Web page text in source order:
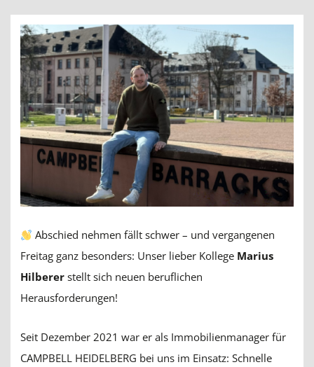
Abschied nehmen fällt schwer – und vergangenen
Freitag ganz besonders: Unser lieber Kollege Marius
Hilberer stellt sich neuen beruflichen
Herausforderungen!
Seit Dezember 2021 war er als Immobilienmanager für
CAMPBELL HEIDELBERG bei uns im Einsatz: Schnelle